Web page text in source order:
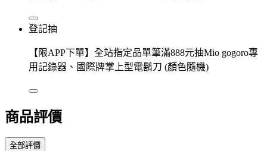
登記抽
【限APP下單】全站指定品單筆滿888元抽Mio gogoro專
用記錄器、國際牌掌上型電鬍刀 (顏色隨機)
商品評價
全部評價